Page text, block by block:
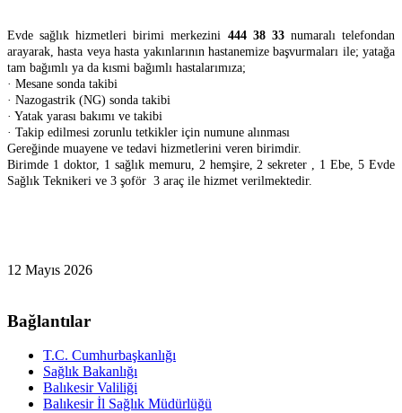
Evde sağlık hizmetleri birimi merkezini 444 38 33numaralı telefondan
arayarak, hasta veya hasta yakınlarının hastanemize başvurmaları ile; yatağa
tam bağımlı ya da kısmi bağımlı hastalarımıza;
· Mesane sonda takibi
· Nazogastrik (NG) sonda takibi
· Yatak yarası bakımı ve takibi
· Takip edilmesi zorunlu tetkikler için numune alınması
Gereğinde muayene ve tedavi hizmetlerini veren birimdir.
Birimde 1 doktor, 1 sağlık memuru, 2 hemşire, 2 sekreter , 1 Ebe, 5 Evde
Sağlık Teknikeri ve 3 şoför 3 araç ile hizmet verilmektedir.
12 Mayıs 2026
Bağlantılar
T.C. Cumhurbaşkanlığı
Sağlık Bakanlığı
Balıkesir Valiliği
Balıkesir İl Sağlık Müdürlüğü